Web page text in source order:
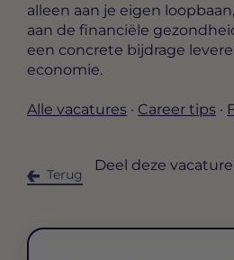
alleen aan je eigen
aan de financiële
een concrete bijdrage
economie.
Alle vacatures · Career tips ·
Terug
Deel deze vacature